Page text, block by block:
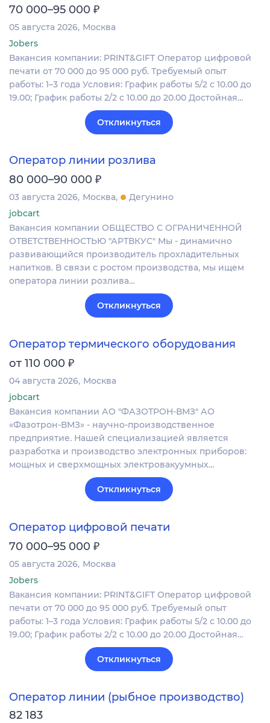
70 000–95 000 ₽
05 августа 2026 Москва
Jobers
Вакансия компании: PRINT&GIFT Оператор цифровой
печати от 70 000 до 95 000 руб. Требуемый опыт
работы: 1–3 года Условия: График работы 5/2 с 10.00 до
19.00; График работы 2/2 c 10.00 до 20.00 Достойная…
Откликнуться
Оператор линии розлива
80 000–90 000 ₽
03 августа 2026 Москва
Дегунино
jobcart
Вакансия компании ОБЩЕСТВО С ОГРАНИЧЕННОЙ
ОТВЕТСТВЕННОСТЬЮ "АРТВКУС" Мы - динамично
развивающийся производитель прохладительных
напитков. В связи с ростом производства, мы ищем
оператора линии розлива…
Откликнуться
Оператор термического оборудования
от 110 000 ₽
04 августа 2026 Москва
jobcart
Вакансия компании АО "ФАЗОТРОН-ВМЗ" АО
«Фазотрон-ВМЗ» - научно-производственное
предприятие. Нашей специализацией является
разработка и производство электронных приборов:
мощных и сверхмощных электровакуумных…
Откликнуться
Оператор цифровой печати
70 000–95 000 ₽
05 августа 2026 Москва
Jobers
Вакансия компании: PRINT&GIFT Оператор цифровой
печати от 70 000 до 95 000 руб. Требуемый опыт
работы: 1–3 года Условия: График работы 5/2 с 10.00 до
19.00; График работы 2/2 c 10.00 до 20.00 Достойная…
Откликнуться
Оператор линии (рыбное производство)
82 183